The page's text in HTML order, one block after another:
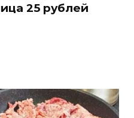
25 рублей